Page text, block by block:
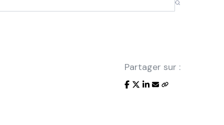
Partager sur :